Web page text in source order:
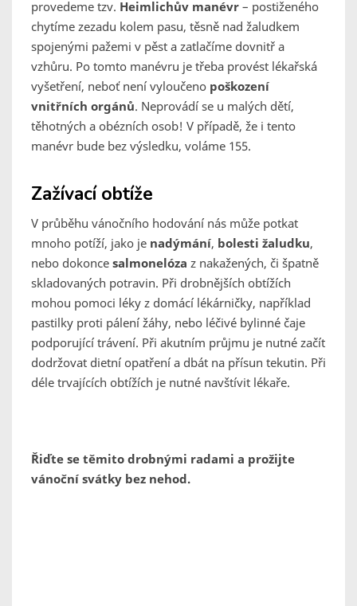
provedeme tzv. Heimlichův manévr – postiženého
chytíme zezadu kolem pasu, těsně nad žaludkem
spojenými pažemi v pěst a zatlačíme dovnitř a
vzhůru. Po tomto manévru je třeba provést lékařská
vyšetření, neboť není vyloučeno poškození
vnitřních orgánů. Neprovádí se u malých dětí,
těhotných a obézních osob! V případě, že i tento
manévr bude bez výsledku, voláme 155.
Zažívací obtíže
V průběhu vánočního hodování nás může potkat
mnoho potíží, jako je nadýmání, bolesti žaludku,
nebo dokonce salmonelóza z nakažených, či špatně
skladovaných potravin. Při drobnějších obtížích
mohou pomoci léky z domácí lékárničky, například
pastilky proti pálení žáhy, nebo léčivé bylinné čaje
podporující trávení. Při akutním průjmu je nutné začít
dodržovat dietní opatření a dbát na přísun tekutin. Při
déle trvajících obtížích je nutné navštívit lékaře.
Řiďte se těmito drobnými radami a prožijte
vánoční svátky bez nehod.